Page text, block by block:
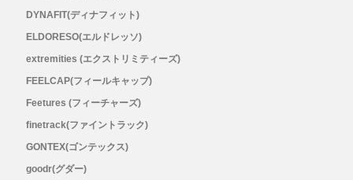
R×L(アールエル)
Rab(ラブ)
DYNAFIT(ディナフィット)
ELDORESO(エルドレッソ)
extremities (エクストリミティーズ)
FEELCAP(フィールキャップ)
Feetures (フィーチャーズ)
finetrack(ファイントラック)
GONTEX(ゴンテックス)
goodr(グダー)